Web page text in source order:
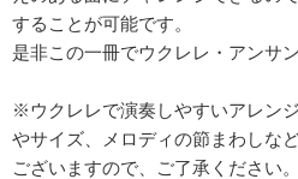
することが可能です。
是非この一冊でウクレレ・アンサ
※ウクレレで演奏しやすいアレン
やサイズ、メロディの節まわしな
ございますので、ご了承ください。